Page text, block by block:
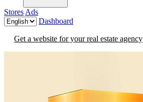
Stores Ads
Dashboard
Get a website for your real estate agency